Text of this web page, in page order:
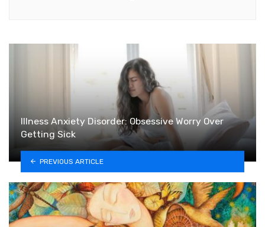
Illness Anxiety Disorder: Obsessive Worry Over
Getting Sick
PREVIOUS ARTICLE